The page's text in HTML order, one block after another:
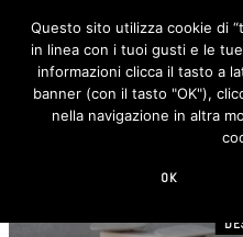
Questo sito utilizza cookie di
in linea con i tuoi gusti e le
informazioni clicca il tasto a
banner (con il tasto "OK"),
nella navigazione in altra
OK